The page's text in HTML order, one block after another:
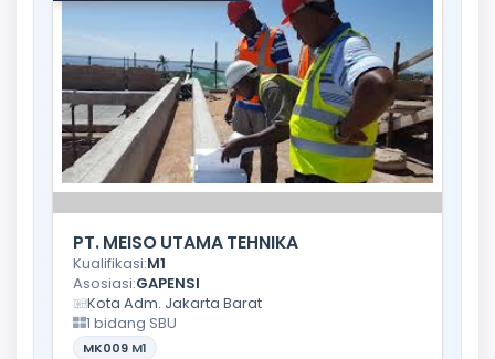
PT. MEISO UTAMA TEHNIKA
Kualifikasi:M1
Asosiasi:GAPENSI
Kota Adm. Jakarta Barat
1 bidang SBU
MK009 M1